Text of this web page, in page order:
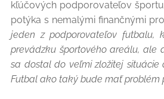
kľúčových podporovateľov
potýka s nemalými finančnými
jeden z podporovateľov futbalu,
prevádzku športového areálu, ale
sa dostal do veľmi zložitej situácie
Futbal ako taký bude mať problém